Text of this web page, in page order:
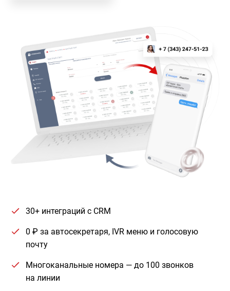
30+ интеграций с CRM
0 ₽ за автосекретаря, IVR меню и голосовую
почту
Многоканальные номера — до 100 звонков
на линии